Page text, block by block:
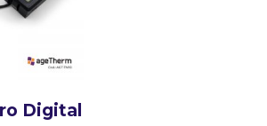
Digital